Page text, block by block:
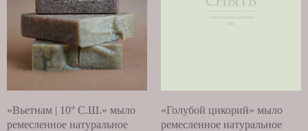
«Вьетнам | 10° С.Ш.» мыло
ремесленное натуральное
«Голубой цикорий» мыло
ремесленное натуральное